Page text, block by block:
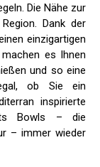
Die Nähe zur
Dank der
einzigartigen
es Ihnen
und so eine
ob Sie ein
inspirierte
Bowls – die
– immer wieder